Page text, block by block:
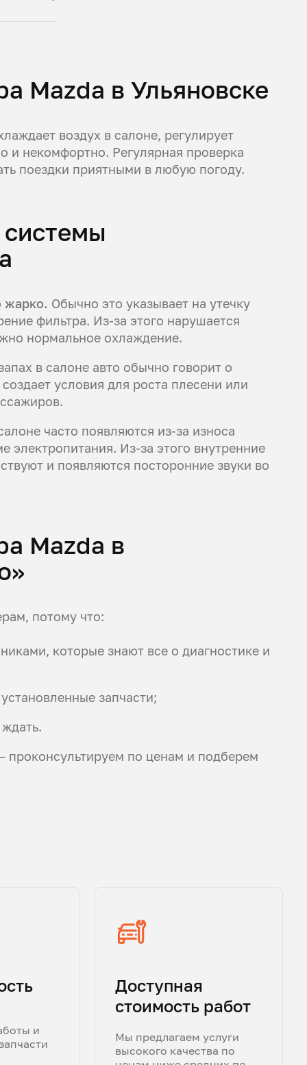
Mazda в Ульяновске
воздух в салоне, регулирует
и некомфортно. Регулярная проверка
поездки приятными в любую погоду.
жарко. Обычно это указывает на утечку
фильтра. Из-за этого нарушается
нормальное охлаждение.
в салоне авто обычно говорит о
условия для роста плесени или
часто появляются из-за износа
электропитания. Из-за этого внутренние
и появляются посторонние звуки во
Mazda в
потому что:
которые знают все о диагностике и
запчасти;
проконсультируем по ценам и подберем
и
Доступная
стоимость работ
Мы предлагаем услуги
высокого качества по